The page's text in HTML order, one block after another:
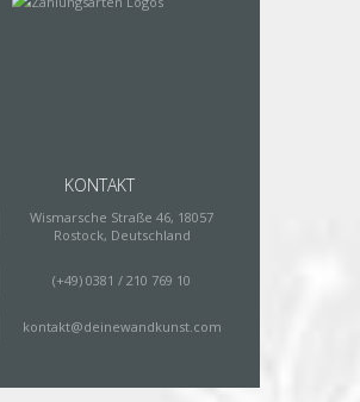
KONTAKT
Wismarsche Straße 46, 18057
Rostock, Deutschland
(+49) 0381 / 210 769 10
kontakt@deinewandkunst.com